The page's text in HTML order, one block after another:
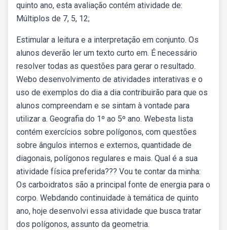
quinto ano, esta avaliação contém atividade de:
Múltiplos de 7, 5, 12;
Estimular a leitura e a interpretação em conjunto. Os
alunos deverão ler um texto curto em. É necessário
resolver todas as questões para gerar o resultado.
Webo desenvolvimento de atividades interativas e o
uso de exemplos do dia a dia contribuirão para que os
alunos compreendam e se sintam à vontade para
utilizar a. Geografia do 1º ao 5º ano. Webesta lista
contém exercícios sobre polígonos, com questões
sobre ângulos internos e externos, quantidade de
diagonais, polígonos regulares e mais. Qual é a sua
atividade física preferida??? Vou te contar da minha:
Os carboidratos são a principal fonte de energia para o
corpo. Webdando continuidade à temática de quinto
ano, hoje desenvolvi essa atividade que busca tratar
dos polígonos, assunto da geometria.